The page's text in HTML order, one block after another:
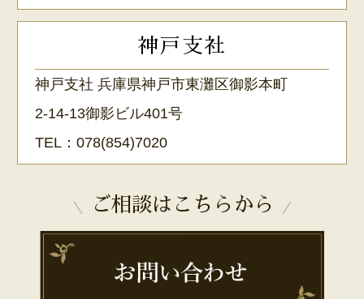
神戸支社
神戸支社 兵庫県神戸市東灘区御影本町
2-14-13御影ビル401号
TEL：078(854)7020
ご相談はこちらから